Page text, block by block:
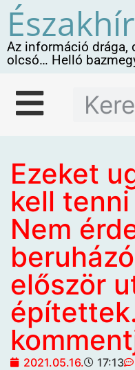
Az információ drága,
olcsó… Helló
Ezeket
kell
Nem
először
2021.05.16. 17:13